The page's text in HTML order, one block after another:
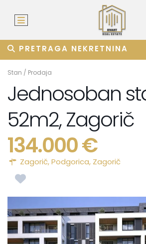
PRETRAGA NEKRETNINA
Stan / Prodaja
Jednosoban
52m2, Zagorič
134.000 €
Zagorič,Podgorica, Zagorič